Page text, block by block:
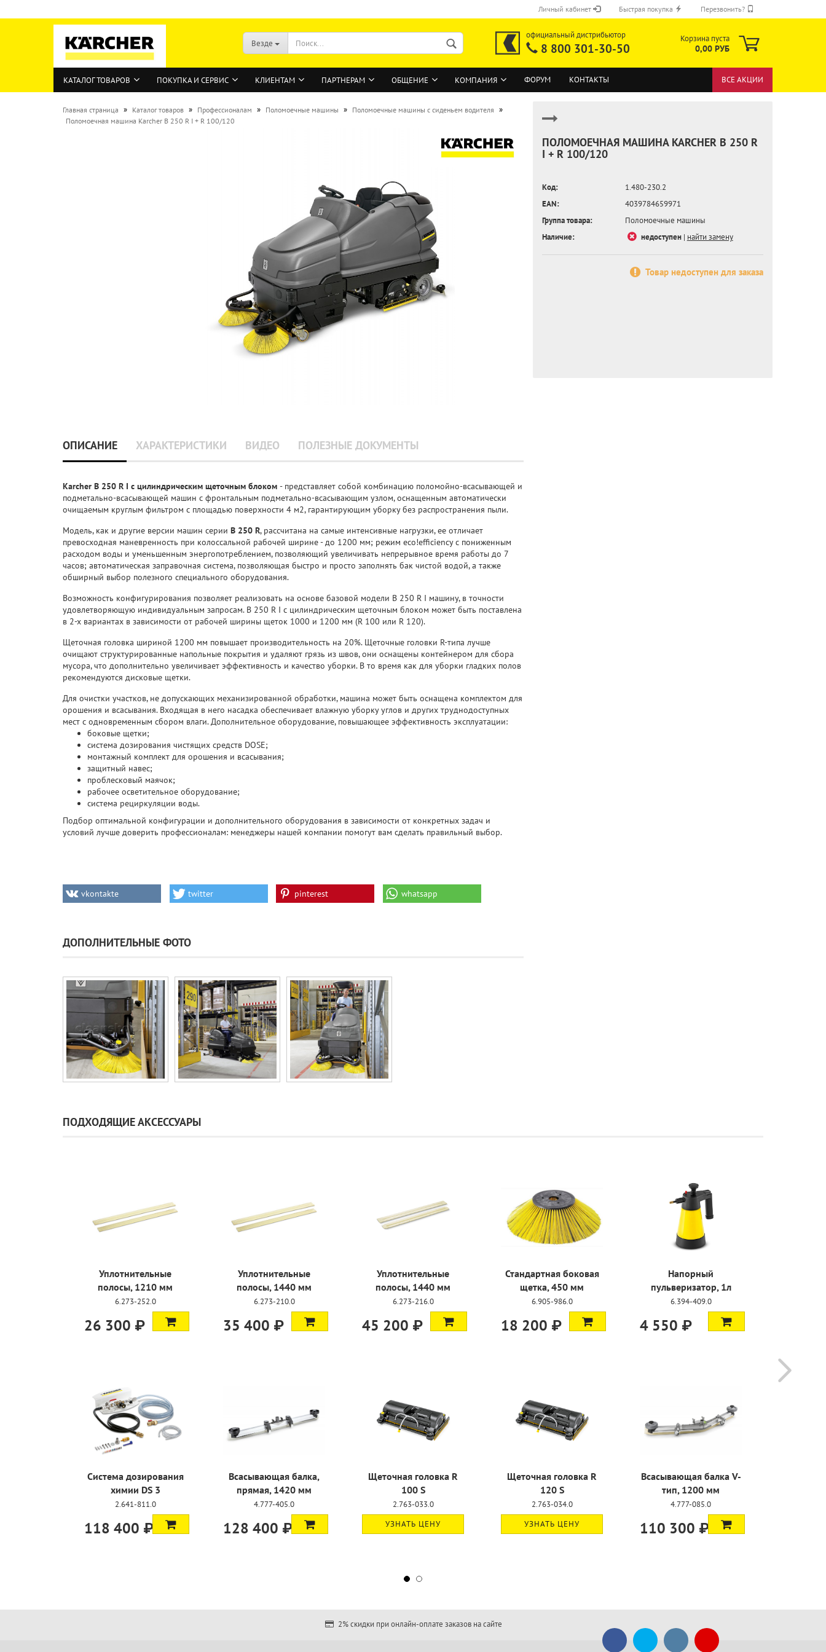
Личный кабинет
ВОЙТИ
Забыли пароль?
Быстрая покупка Перезвонить?
ОТПРАВИТЬ
Везде
официальный дистрибьютор
8 800 301-30-50
Корзина пуста
0,00 РУБ
КАТАЛОГ ТОВАРОВ ПОКУПКА И СЕРВИС КЛИЕНТАМ ПАРТНЕРАМ ОБЩЕНИЕ КОМПАНИЯ ФОРУМ КОНТАКТЫ ВСЕ АКЦИИ
Главная страница » Каталог товаров » Профессионалам » Поломоечные машины » Поломоечные машины с сиденьем водителя »
Поломоечная машина Karcher B 250 R I + R 100/120
ПОЛОМОЕЧНАЯ МАШИНА KARCHER B 250 R
I + R 100/120
Код:
1.480-230.2
EAN:
4039784659971
Группа товара:
Поломоечные машины
Наличие:
недоступен| найти замену
Товар недоступен для заказа
ОПИСАНИЕ ХАРАКТЕРИСТИКИ ВИДЕО ПОЛЕЗНЫЕ ДОКУМЕНТЫ
Karcher B 250 R I с цилиндрическим щеточным блоком - представляет собой комбинацию поломойно-всасывающей и
подметально-всаcывающей машин с фронтальным подметально-всасывающим узлом, оснащенным автоматически
очищаемым круглым фильтром с площадью поверхности 4 м2, гарантирующим уборку без распространения пыли.
Модель, как и другие версии машин серии B 250 R, рассчитана на самые интенсивные нагрузки, ее отличает
превосходная маневренность при колоссальной рабочей ширине - до 1200 мм; режим eco!efficiency с пониженным
расходом воды и уменьшенным энергопотреблением, позволяющий увеличивать непрерывное время работы до 7
часов; автоматическая заправочная система, позволяющая быстро и просто заполнять бак чистой водой, а также
обширный выбор полезного специального оборудования.
Возможность конфигурирования позволяет реализовать на основе базовой модели B 250 R I машину, в точности
удовлетворяющую индивидуальным запросам. B 250 R I с цилиндрическим щеточным блоком может быть поставлена
в 2-х вариантах в зависимости от рабочей ширины щеток 1000 и 1200 мм (R 100 или R 120).
Щеточная головка шириной 1200 мм повышает производительность на 20%. Щеточные головки R-типа лучше
очищают структурированные напольные покрытия и удаляют грязь из швов, они оснащены контейнером для сбора
мусора, что дополнительно увеличивает эффективность и качество уборки. В то время как для уборки гладких полов
рекомендуются дисковые щетки.
Для очистки участков, не допускающих механизированной обработки, машина может быть оснащена комплектом для
орошения и всасывания. Входящая в него насадка обеспечивает влажную уборку углов и других труднодоступных
мест с одновременным сбором влаги. Дополнительное оборудование, повышающее эффективность эксплуатации:
боковые щетки;
система дозирования чистящих средств DOSE;
монтажный комплект для орошения и всасывания;
защитный навес;
проблесковый маячок;
рабочее осветительное оборудование;
система рециркуляции воды.
Подбор оптимальной конфигурации и дополнительного оборудования в зависимости от конкретных задач и
условий лучше доверить профессионалам: менеджеры нашей компании помогут вам сделать правильный выбор.
vkontakte twitter pinterest whatsapp
ДОПОЛНИТЕЛЬНЫЕ ФОТО
ПОДХОДЯЩИЕ АКСЕССУАРЫ
Уплотнительные
полосы, 1210 мм
6.273-252.0
26 300 ₽
Уплотнительные
полосы, 1440 мм
6.273-210.0
35 400 ₽
Уплотнительные
полосы, 1440 мм
6.273-216.0
45 200 ₽
Стандартная боковая
щетка, 450 мм
6.905-986.0
18 200 ₽
Напорный
пульверизатор, 1л
6.394-409.0
4 550 ₽
Система дозирования
химии DS 3
2.641-811.0
118 400 ₽
Всасывающая балка,
прямая, 1420 мм
4.777-405.0
128 400 ₽
Щеточная головка R
100 S
2.763-033.0
УЗНАТЬ ЦЕНУ
Щеточная головка R
120 S
2.763-034.0
УЗНАТЬ ЦЕНУ
Всасывающая балка V-
тип, 1200 мм
4.777-085.0
110 300 ₽
2% скидки при онлайн-оплате заказов на сайте